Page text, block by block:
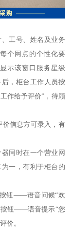
工号、姓名及业务
个网点的个性化要
示该窗口服务星级
后，柜台工作人员按
作给予评价”，待顾
价信息方可录入，有
同时在一个营业网
一，有利于柜台的
钮——语音问候“欢
钮——语音提示“您
价。